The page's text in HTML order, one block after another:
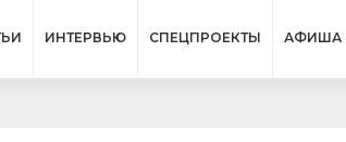
ИНТЕРВЬЮ СПЕЦПРОЕКТЫ АФИША